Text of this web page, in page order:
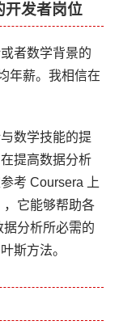
开发者岗位
者数学背景的
年薪。我相信在
数学技能的提
提高数据分析
考 Coursera 上
，它能够帮助各
分析所必需的
斯方法。